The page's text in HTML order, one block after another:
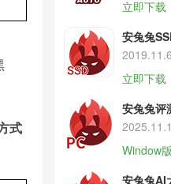
式
立即下载
安兔兔
2019.11.6
立即下载
安兔兔评
Window版
安兔兔AI